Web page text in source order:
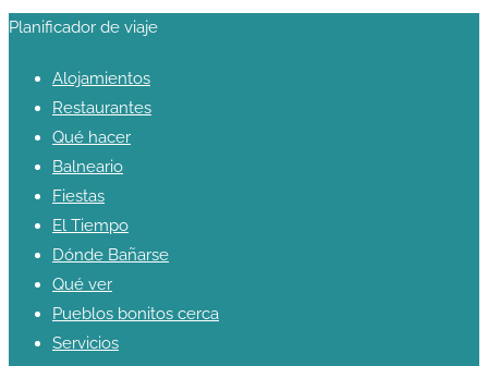
Planificador de viaje
Alojamientos
Restaurantes
Qué hacer
Balneario
Fiestas
El Tiempo
Dónde Bañarse
Qué ver
Pueblos bonitos cerca
Servicios